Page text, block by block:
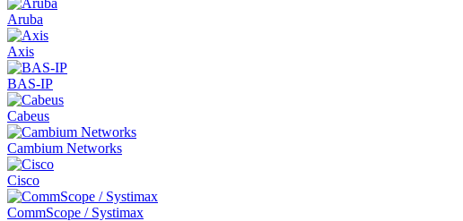
Aruba
Axis
BAS-IP
Cabeus
Cambium Networks
Cisco
CommScope / Systimax